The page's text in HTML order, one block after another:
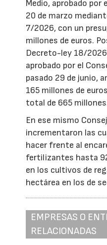
Medio, aprobado por
20 de marzo
7/2026, con un
millones de euros.
Decreto-ley 18/
aprobado por el
pasado 29 de junio,
165 millones de
total de 665
En ese mismo
incrementaron las
hacer frente al
fertilizantes hasta
en los cultivos de
hectárea en los de
EMPRESAS O
RELACIONADAS